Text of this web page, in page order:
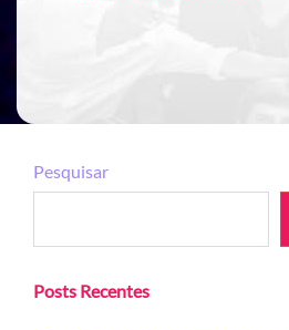
Pesquisar
Posts Recentes